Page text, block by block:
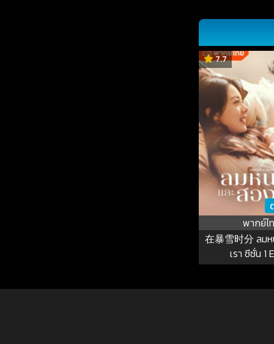
7.7
พากย์ไ
在暴雪时分 ลม
เรา ซีซั่น 1